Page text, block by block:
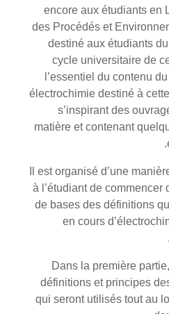
encore aux étudiants en
des Procédés et
destiné aux étudiants
cycle universitaire de
l’essentiel du contenu
électrochimie destiné à
s’inspirant des
matière et contenant
Il est organisé d’une
à l’étudiant de commencer
de bases des définitions
en cours
Dans la première
définitions et principes
qui seront utilisés tout au